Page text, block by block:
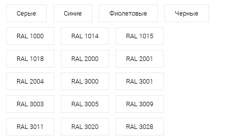
Серые Синие Фиолетовые Черные
RAL 1000 RAL 1014 RAL 1015
RAL 1018 RAL 2000 RAL 2001
RAL 2004 RAL 3000 RAL 3001
RAL 3003 RAL 3005 RAL 3009
RAL 3011 RAL 3020 RAL 3028